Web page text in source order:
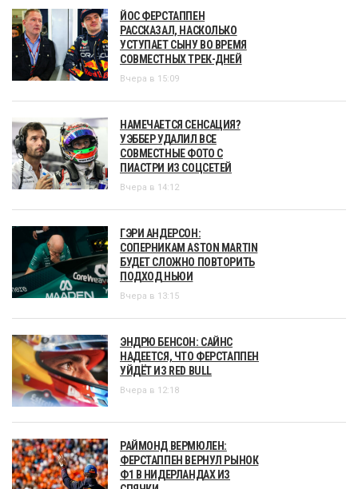
ЙОС ФЕРСТАППЕН
РАССКАЗАЛ, НАСКОЛЬКО
УСТУПАЕТ СЫНУ ВО ВРЕМЯ
СОВМЕСТНЫХ ТРЕК-ДНЕЙ
Вчера в 15:09
НАМЕЧАЕТСЯ СЕНСАЦИЯ?
УЭББЕР УДАЛИЛ ВСЕ
СОВМЕСТНЫЕ ФОТО С
ПИАСТРИ ИЗ СОЦСЕТЕЙ
Вчера в 14:12
ГЭРИ АНДЕРСОН:
СОПЕРНИКАМ ASTON MARTIN
БУДЕТ СЛОЖНО ПОВТОРИТЬ
ПОДХОД НЬЮИ
Вчера в 13:15
ЭНДРЮ БЕНСОН: САЙНС
НАДЕЕТСЯ, ЧТО ФЕРСТАППЕН
УЙДЁТ ИЗ RED BULL
Вчера в 12:18
РАЙМОНД ВЕРМЮЛЕН:
ФЕРСТАППЕН ВЕРНУЛ РЫНОК
Ф1 В НИДЕРЛАНДАХ ИЗ